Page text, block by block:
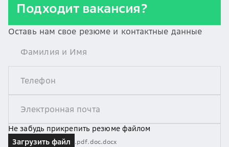
Подходит вакансия?
Оставь нам свое резюме и контактные данные
Не забудь прикрепить резюме файлом
Загрузить файл
.pdf.doc.docx